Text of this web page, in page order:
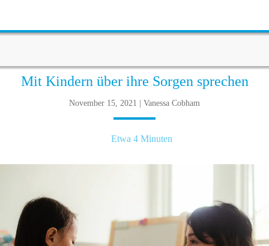
Mit Kindern über ihre Sorgen sprechen
November 15, 2021 | Vanessa Cobham
Etwa 4 Minuten